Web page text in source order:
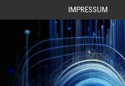
IMPRESSUM